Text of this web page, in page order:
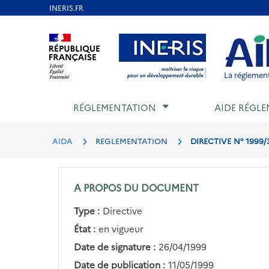
Aller au contenu Aller au menu Aller au
La
RÉGLEMENTATION AIDE
AIDA REGLEMENTATION DIRECTIVE N°
A PROPOS DU DOCUMENT
Type : Directive
État : en vigueur
Date de signature : 26/04/1999
Date de publication : 11/05/1999